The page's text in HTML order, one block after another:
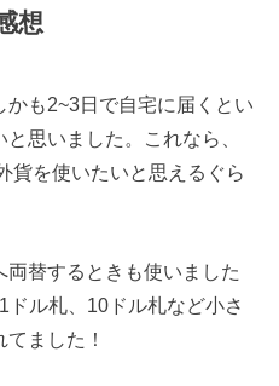
想
かも2~3日で自宅に届くとい
思いました。これなら、
貨を使いたいと思えるぐら
替するときも使いました
ドル札、10ドル札など小さ
ました！